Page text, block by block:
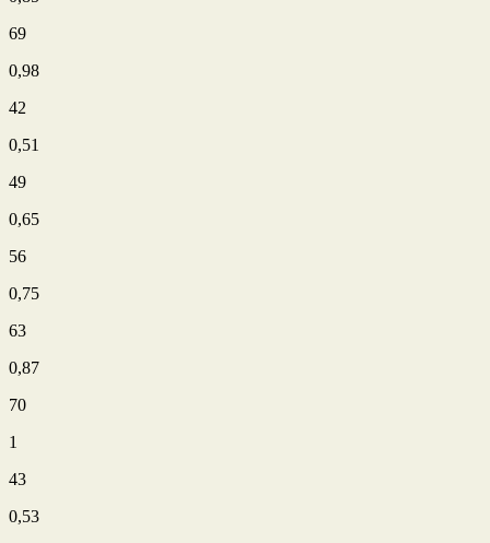
69
0,98
42
0,51
49
0,65
56
0,75
63
0,87
70
1
43
0,53